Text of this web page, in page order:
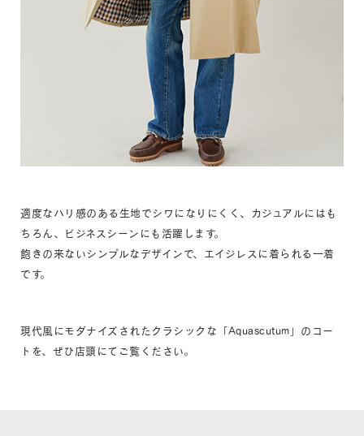
適度なハリ感のある生地でシワになりにくく、カジュアルにはも
ちろん、ビジネスシーンにも活躍します。
飽きの来ないシンプルなデザインで、エイジレスに着られる一着
です。
現代風にモダナイズされたクラシックな「Aquascutum」のコー
トを、ぜひ店頭にてご覧ください。